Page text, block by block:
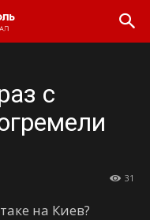
с
31
на Киев?